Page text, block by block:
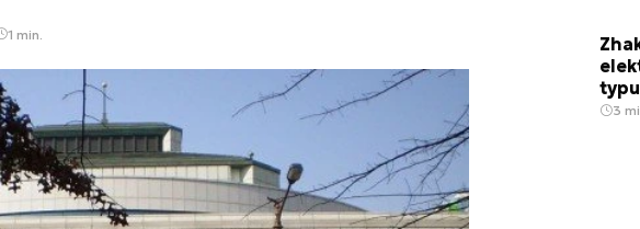
1 min.
3